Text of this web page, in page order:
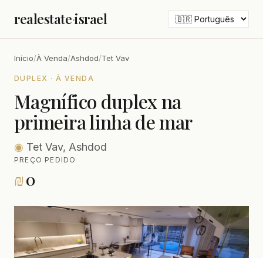
realestate·israel
Início/À Venda/Ashdod/Tet Vav
DUPLEX · À VENDA
Magnífico duplex na
primeira linha de mar
◉ Tet Vav, Ashdod
PREÇO PEDIDO
₪0